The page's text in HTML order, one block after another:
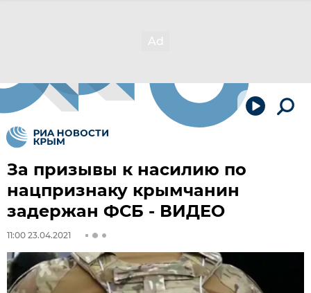
За призывы к насилию по
нацпризнаку крымчанин
задержан ФСБ - ВИДЕО
11:00 23.04.2021